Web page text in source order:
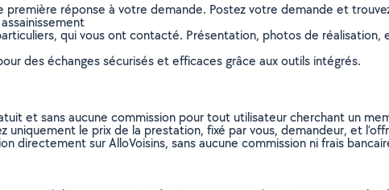
première réponse à votre demande. Postez votre demande et
qui vous ont contacté. Présentation, photos de
des échanges sécurisés et efficaces grâce aux outils intégrés.
et sans aucune commission pour tout utilisateur cherchant un
le prix de la prestation, fixé par vous, demandeur, et
directement sur AlloVoisins, sans aucune commission ni frais